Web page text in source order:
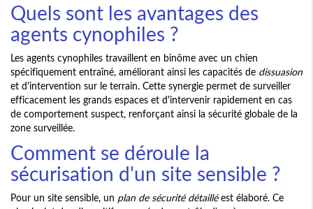
Quels sont les avantages des
agents cynophiles ?
Les agents cynophiles travaillent en binôme avec un chien
spécifiquement entraîné, améliorant ainsi les capacités de dissuasion
et d'intervention sur le terrain. Cette synergie permet de surveiller
efficacement les grands espaces et d'intervenir rapidement en cas
de comportement suspect, renforçant ainsi la sécurité globale de la
zone surveillée.
Comment se déroule la
sécurisation d'un site sensible ?
Pour un site sensible, un plan de sécurité détailléest élaboré. Ce